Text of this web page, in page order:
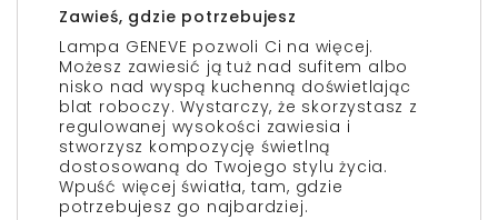
Zawieś, gdzie potrzebujesz
Lampa GENEVE pozwoli Ci na więcej.
Możesz zawiesić ją tuż nad sufitem albo
nisko nad wyspą kuchenną doświetlając
blat roboczy. Wystarczy, że skorzystasz z
regulowanej wysokości zawiesia i
stworzysz kompozycję świetlną
dostosowaną do Twojego stylu życia.
Wpuść więcej światła, tam, gdzie
potrzebujesz go najbardziej.